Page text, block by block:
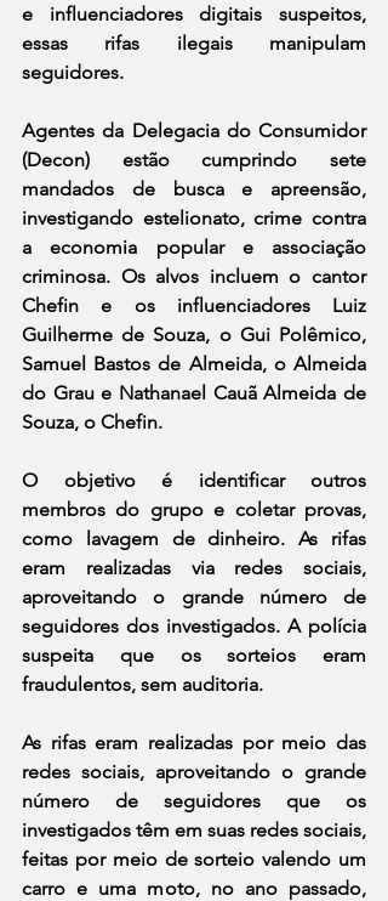
e influenciadores digitais suspeitos,
essas rifas ilegais manipulam
seguidores.
Agentes da Delegacia do Consumidor
(Decon) estão cumprindo sete
mandados de busca e apreensão,
investigando estelionato, crime contra
a economia popular e associação
criminosa. Os alvos incluem o cantor
Chefin e os influenciadores Luiz
Guilherme de Souza, o Gui Polêmico,
Samuel Bastos de Almeida, o Almeida
do Grau e Nathanael Cauã Almeida de
Souza, o Chefin.
O objetivo é identificar outros
membros do grupo e coletar provas,
como lavagem de dinheiro. As rifas
eram realizadas via redes sociais,
aproveitando o grande número de
seguidores dos investigados. A polícia
suspeita que os sorteios eram
fraudulentos, sem auditoria.
As rifas eram realizadas por meio das
redes sociais, aproveitando o grande
número de seguidores que os
investigados têm em suas redes sociais,
feitas por meio de sorteio valendo um
carro e uma moto, no ano passado,